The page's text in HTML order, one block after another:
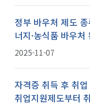
정부 바우처 제도
너지·농식품 바우처
2025-11-07
자격증 취득 후 취
취업지원제도부터